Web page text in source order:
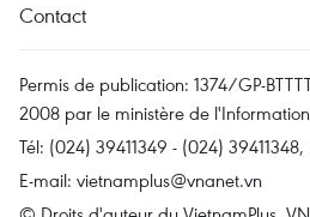
Contact
Permis de publication: 1374/GP-
2008 par le ministère de
Tél: (024) 39411349 - (024)
E-mail: vietnamplus@vnanet.vn